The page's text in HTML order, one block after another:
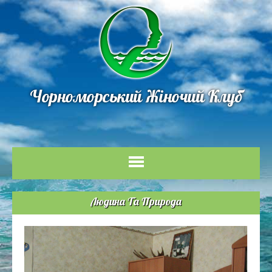
Чорноморський Жіночий Клуб
Людина Та Природа